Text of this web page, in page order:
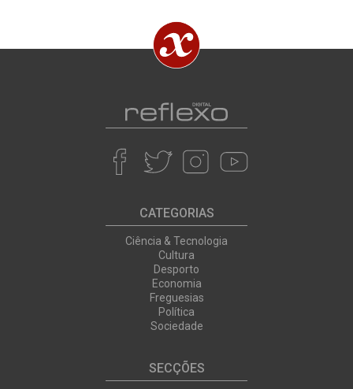
CATEGORIAS
Ciência & Tecnologia
Cultura
Desporto
Economia
Freguesias
Política
Sociedade
SECÇÕES